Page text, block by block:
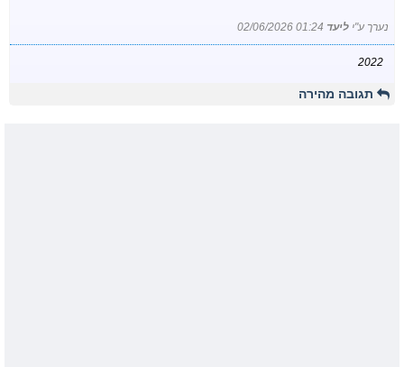
נערך ע"י ליעד 02/06/2026 01:24
2022
תגובה מהירה